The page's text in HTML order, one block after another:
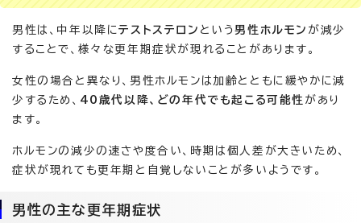
男性は、中年以降にテストステロン という男性ホルモン が減少
することで、様々な更年期症状が現れることがあります。
女性の場合と異なり、男性ホルモンは加齢とともに緩やかに減
少するため、 40歳代以降、どの年代でも起こる可能性 があり
ます。
ホルモンの減少の速さや度合い、時期は個人差が大きいため、
症状が現れても更年期と自覚しないことが多いようです。
男性の主な更年期症状